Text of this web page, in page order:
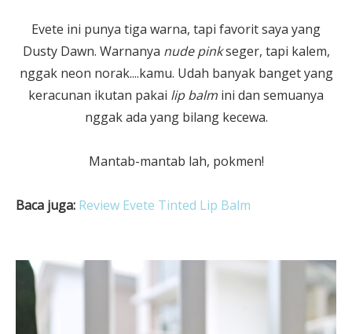
Evete ini punya tiga warna, tapi favorit saya yang
Dusty Dawn. Warnanya nude pinkseger, tapi kalem,
nggak neon norak....kamu. Udah banyak banget yang
keracunan ikutan pakai lip balm ini dan semuanya
nggak ada yang bilang kecewa.
Mantab-mantab lah, pokmen!
Baca juga: Review Evete Tinted Lip Balm